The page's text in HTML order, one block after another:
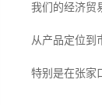
我们的经济贸
从产品定位到
特别是在张家